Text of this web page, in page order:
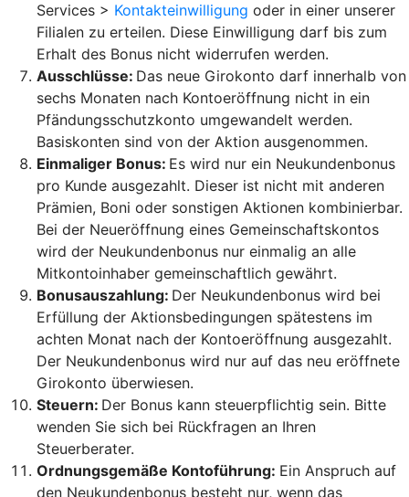
Services > Kontakteinwilligung oder in einer unserer
Filialen zu erteilen. Diese Einwilligung darf bis zum
Erhalt des Bonus nicht widerrufen werden.
Ausschlüsse: Das neue Girokonto darf innerhalb von
sechs Monaten nach Kontoeröffnung nicht in ein
Pfändungsschutzkonto umgewandelt werden.
Basiskonten sind von der Aktion ausgenommen.
Einmaliger Bonus: Es wird nur ein Neukundenbonus
pro Kunde ausgezahlt. Dieser ist nicht mit anderen
Prämien, Boni oder sonstigen Aktionen kombinierbar.
Bei der Neueröffnung eines Gemeinschaftskontos
wird der Neukundenbonus nur einmalig an alle
Mitkontoinhaber gemeinschaftlich gewährt.
Bonusauszahlung: Der Neukundenbonus wird bei
Erfüllung der Aktionsbedingungen spätestens im
achten Monat nach der Kontoeröffnung ausgezahlt.
Der Neukundenbonus wird nur auf das neu eröffnete
Girokonto überwiesen.
Steuern: Der Bonus kann steuerpflichtig sein. Bitte
wenden Sie sich bei Rückfragen an Ihren
Steuerberater.
Ordnungsgemäße Kontoführung: Ein Anspruch auf
den Neukundenbonus besteht nur, wenn das